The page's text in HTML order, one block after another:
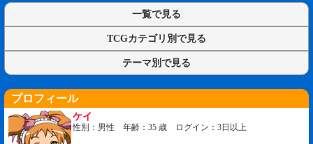
一覧で見る
TCGカテゴリ別で見る
テーマ別で見る
プロフィール
ケイ
性別：男性 年齢：35 歳 ログイン：3日以上